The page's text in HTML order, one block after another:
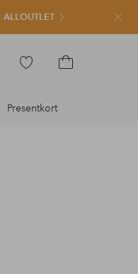
ALLOUTLET
Gå
produkterkundvagnen
Presentkort